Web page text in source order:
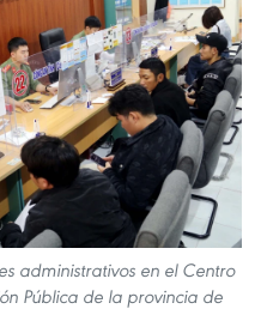
administrativos en el Centro
Pública de la provincia de